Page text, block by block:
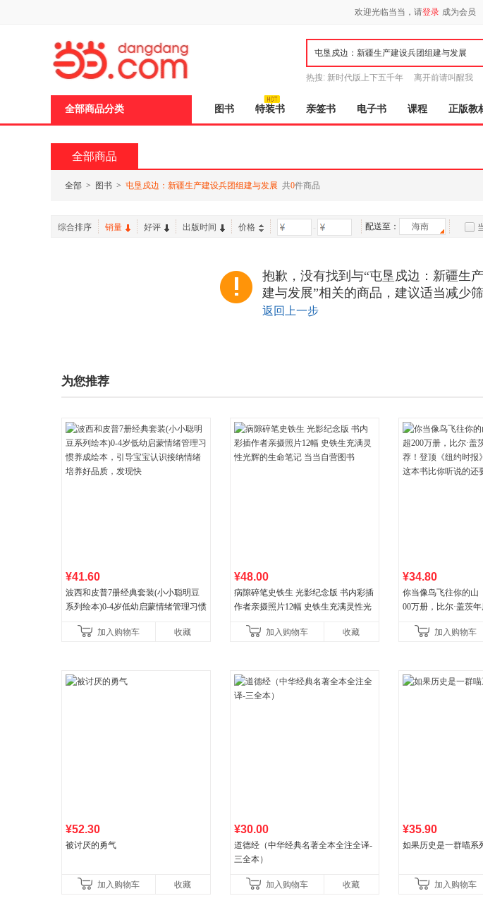
欢迎光临当当，请登录 成为会员
热搜: 新时代版上下五千年 离开前请叫醒我
全部商品分类 图书 特装书 亲签书 电子书 课程 正版教
全部商品
全部 > 图书 > 屯垦戍边：新疆生产建设兵团组建与发展 共0件商品
综合排序 销量 好评 出版时间 价格 - 配送至： 海南
抱歉，没有找到与“屯垦戍边：新疆生
建与发展”相关的商品，建议适当减少
返回上一步
为您推荐
¥41.60
波西和皮普7册经典套装(小小聪明豆
系列绘本)0-4岁低幼启蒙情绪管理习惯
养好品质，发现快
加入购物车 收藏
¥48.00
病隙碎笔史铁生 光影纪念版 书内彩插
作者亲摄照片12幅 史铁生充满灵性光
加入购物车
收藏
¥34.80
你当像鸟飞往你的山
00万册，比尔·盖茨
比你听说的还要
加入购物车
¥52.30
被讨厌的勇气
加入购物车 收藏
¥30.00
道德经（中华经典名著全本全注全译-
三全本）
加入购物车 收藏
¥35.90
如果历史是一群喵系
加入购物车
页